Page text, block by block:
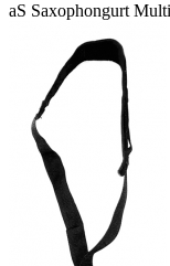
aS Saxophongurt Multi